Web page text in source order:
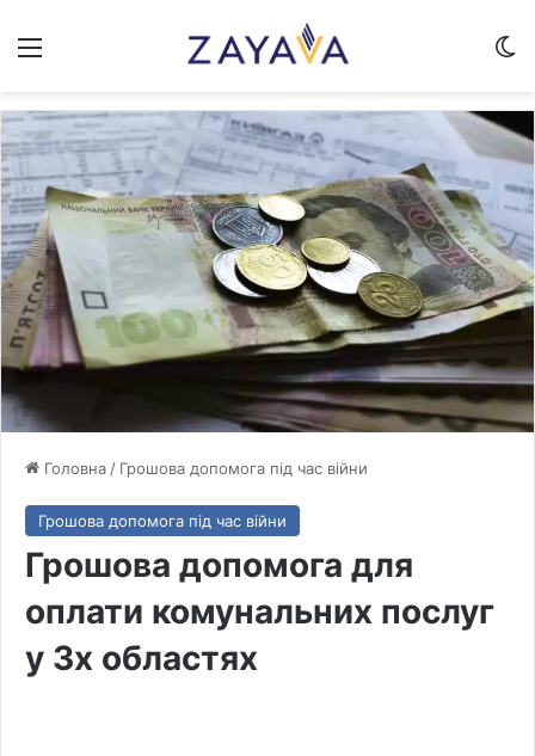
Меню
Головна / Грошова допомога під час війни
Грошова допомога під час війни
Грошова допомога для
оплати комунальних послуг
у 3х областях